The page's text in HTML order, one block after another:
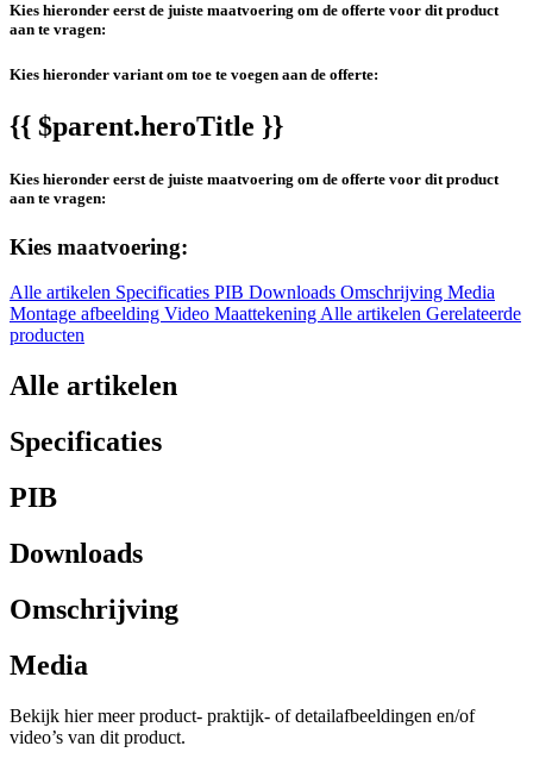
Kies hieronder eerst de juiste maatvoering om de offerte voor dit product
aan te vragen:
Kies hieronder variant om toe te voegen aan de offerte:
{{ $parent.heroTitle }}
Kies hieronder eerst de juiste maatvoering om de offerte voor dit product
aan te vragen:
Kies maatvoering:
Alle artikelen Specificaties PIB Downloads Omschrijving Media
Montage afbeelding Video MaattekeningAlle artikelen Gerelateerde
producten
Alle artikelen
Specificaties
PIB
Downloads
Omschrijving
Media
Bekijk hier meer product- praktijk- of detailafbeeldingen en/of
video’s van dit product.